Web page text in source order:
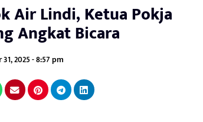
Air Lindi, Ketua Pokja
Angkat Bicara
2025 - 8:57 pm